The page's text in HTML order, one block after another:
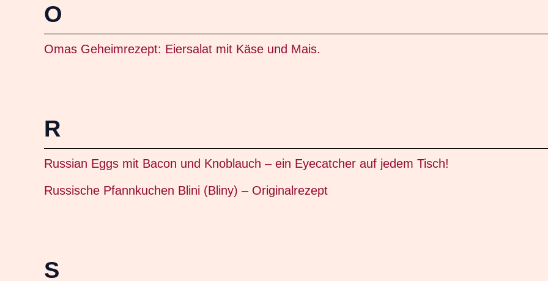
O
Omas Geheimrezept: Eiersalat mit Käse und Mais.
R
Russian Eggs mit Bacon und Knoblauch – ein Eyecatcher auf jedem Tisch!
Russische Pfannkuchen Blini (Bliny) – Originalrezept
S